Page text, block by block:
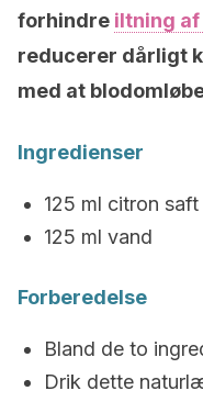
forhindre iltning
reducerer dårligt
med at
Ingredienser
125 ml citron saft
125 ml vand
Forberedelse
Bland de to
Drik dette